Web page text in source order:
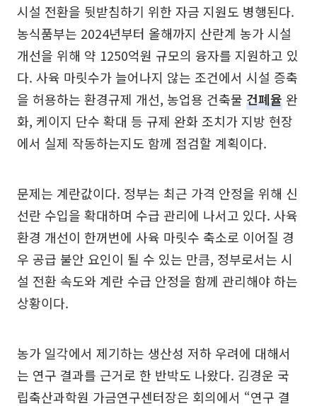
시설 전환을 뒷받침하기 위한 자금 지원도 병행된다.
농식품부는 2024년부터 올해까지 산란계 농가 시설
개선을 위해 약 1250억원 규모의 융자를 지원하고 있
다. 사육 마릿수가 늘어나지 않는 조건에서 시설 증축
을 허용하는 환경규제 개선, 농업용 건축물 건폐율 완
화, 케이지 단수 확대 등 규제 완화 조치가 지방 현장
에서 실제 작동하는지도 함께 점검할 계획이다.
문제는 계란값이다. 정부는 최근 가격 안정을 위해 신
선란 수입을 확대하며 수급 관리에 나서고 있다. 사육
환경 개선이 한꺼번에 사육 마릿수 축소로 이어질 경
우 공급 불안 요인이 될 수 있는 만큼, 정부로서는 시
설 전환 속도와 계란 수급 안정을 함께 관리해야 하는
상황이다.
농가 일각에서 제기하는 생산성 저하 우려에 대해서
는 연구 결과를 근거로 한 반박도 나왔다. 김경운 국
립축산과학원 가금연구센터장은 회의에서 “연구 결